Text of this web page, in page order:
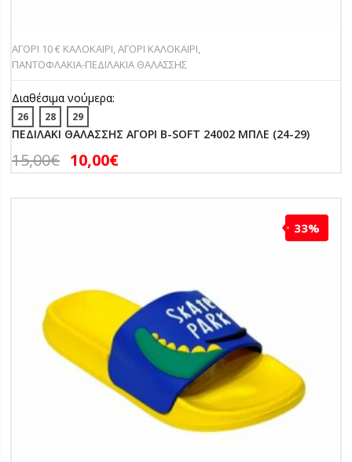
ΑΓΟΡΙ 10 € ΚΑΛΟΚΑΙΡΙ,ΑΓΟΡΙ ΚΑΛΟΚΑΙΡΙ,
ΠΑΝΤOΦΛΑΚΙΑ-ΠΕΔΙΛΑΚΙA ΘΑΛΑΣΣΗΣ
Διαθέσιμα νούμερα:
26 28 29
ΠΕΔΙΛΑΚΙ ΘΑΛΑΣΣΗΣ ΑΓΟΡΙ B-SOFT 24002 ΜΠΛΕ (24-29)
15,00€ 10,00€
33%